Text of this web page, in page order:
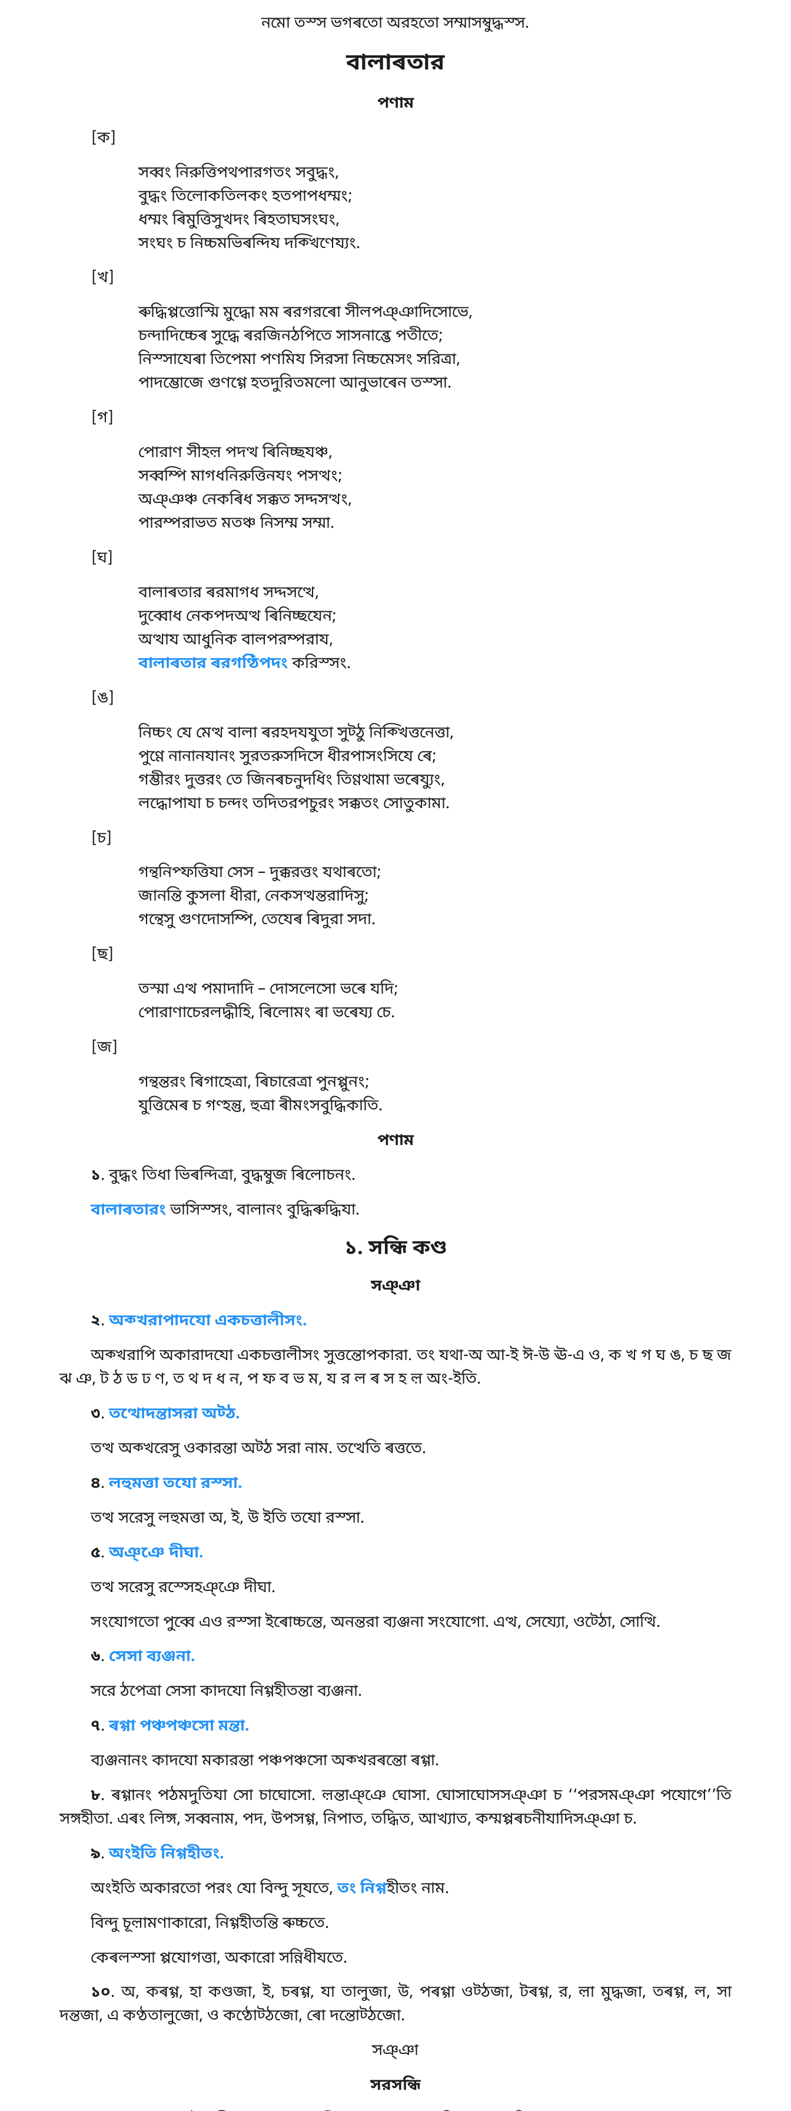
নমো তস্স ভগৰতো অরহতো সম্মাসম্বুদ্ধস্স.
বালাৰতার
পণাম
[ক]
সব্বং নিরুত্তিপথপারগতং সবুদ্ধং,
বুদ্ধং তিলোকতিলকং হতপাপধম্মং;
ধম্মং ৰিমুত্তিসুখদং ৰিহতাঘসংঘং,
সংঘং চ নিচ্চমভিৰন্দিয দক্খিণেয্যং.
[খ]
ৰুদ্ধিপ্পত্তোস্মি মুদ্ধো মম ৰরগরৰো সীলপঞ্ঞাদিসোভে,
চন্দাদিচ্চেৰ সুদ্ধে ৰরজিনঠপিতে সাসনাব্ভে পতীতে;
নিস্সাযেৰা তিপেমা পণমিয সিরসা নিচ্চমেসং সরিত্ৰা,
পাদম্ভোজে গুণগ্গে হতদুরিতমলো আনুভাৰেন তস্সা.
[গ]
পোরাণ সীহল় পদত্থ ৰিনিচ্ছযঞ্চ,
সব্বম্পি মাগধনিরুত্তিনযং পসত্থং;
অঞ্ঞঞ্চ নেকৰিধ সক্কত সদ্দসত্থং,
পারম্পরাভত মতঞ্চ নিসম্ম সম্মা.
[ঘ]
বালাৰতার ৰরমাগধ সদ্দসত্থে,
দুব্বোধ নেকপদঅত্থ ৰিনিচ্ছযেন;
অত্থায আধুনিক বালপরম্পরায,
বালাৰতার ৰরগণ্ঠিপদংকরিস্সং.
[ঙ]
নিচ্চং যে মেত্থ বালা ৰরহদযযুতা সুট্ঠু নিক্খিত্তনেত্তা,
পুণ্ণে নানানযানং সুরতরুসদিসে ধীরপাসংসিযে ৰে;
গম্ভীরং দুত্তরং তে জিনৰচনুদধিং তিণ্ণথামা ভৰেয্যুং,
লদ্ধোপাযা চ চন্দং তদিতরপচুরং সক্কতং সোতুকামা.
[চ]
গন্থনিপ্ফত্তিযা সেস – দুক্করত্তং যথাৰতো;
জানন্তি কুসলা ধীরা, নেকসত্থন্তরাদিসু;
গন্থেসু গুণদোসম্পি, তেযেৰ ৰিদুরা সদা.
[ছ]
তস্মা এত্থ পমাদাদি – দোসলেসো ভৰে যদি;
পোরাণাচেরলদ্ধীহি, ৰিলোমং ৰা ভৰেয্য চে.
[জ]
গন্থন্তরং ৰিগাহেত্ৰা, ৰিচারেত্ৰা পুনপ্পুনং;
যুত্তিমেৰ চ গণ্হন্তু, হুত্ৰা ৰীমংসবুদ্ধিকাতি.
পণাম
১. বুদ্ধংতিধা ভিৰন্দিত্ৰা, বুদ্ধম্বুজ ৰিলোচনং.
বালাৰতারংভাসিস্সং, বালানং বুদ্ধিৰুদ্ধিযা.
১. সন্ধি কণ্ড
সঞ্ঞা
২.অক্খরাপাদযো একচত্তালীসং.
অক্খরাপিঅকারাদযো একচত্তালীসং সুত্তন্তোপকারা. তং যথা-অ আ-ই ঈ-উ ঊ-এ ও, ক খ গ ঘ ঙ, চ ছ জ
ঝ ঞ, ট ঠ ড ঢ ণ, ত থ দ ধ ন, প ফ ব ভ ম, য র ল ৰ স হ ল় অং-ইতি.
৩.তত্থোদন্তাসরা অট্ঠ.
তত্থঅক্খরেসু ওকারন্তা অট্ঠ সরা নাম. তত্থেতি ৰত্ততে.
৪.লহুমত্তা তযো রস্সা.
তত্থসরেসু লহুমত্তা অ, ই, উ ইতি তযো রস্সা.
৫.অঞ্ঞে দীঘা.
তত্থসরেসু রস্সেহঞ্ঞে দীঘা.
সংযোগতো পুব্বে এও রস্সা ইৰোচ্চন্তে, অনন্তরা ব্যঞ্জনা সংযোগো. এত্থ, সেয্যো, ওট্ঠো, সোত্থি.
৬. সেসা ব্যঞ্জনা.
সরেঠপেত্ৰা সেসা কাদযো নিগ্গহীতন্তা ব্যঞ্জনা.
৭.ৰগ্গা পঞ্চপঞ্চসো মন্তা.
ব্যঞ্জনানংকাদযো মকারন্তা পঞ্চপঞ্চসো অক্খরৰন্তো ৰগ্গা.
৮. ৰগ্গানং পঠমদুতিযা সো চাঘোসো. ল়ন্তাঞ্ঞে ঘোসা. ঘোসাঘোসসঞ্ঞা চ ‘‘পরসমঞ্ঞা পযোগে’’তি
সঙ্গহীতা. এৰং লিঙ্গ, সব্বনাম, পদ, উপসগ্গ, নিপাত, তদ্ধিত, আখ্যাত, কম্মপ্পৰচনীযাদিসঞ্ঞা চ.
৯.অংইতি নিগ্গহীতং.
অংইতিঅকারতো পরং যো বিন্দু সূযতে,তং নিগ্গহীতং নাম.
বিন্দুচূল়ামণাকারো, নিগ্গহীতন্তি ৰুচ্চতে.
কেৰলস্সা প্পযোগত্তা, অকারো সন্নিধীযতে.
১০. অ, কৰগ্গ, হা কণ্ডজা, ই, চৰগ্গ, যা তালুজা, উ, পৰগ্গা ওট্ঠজা, টৰগ্গ, র, ল়া মুদ্ধজা, তৰগ্গ, ল, সা
দন্তজা, এ কণ্ঠতালুজো, ও কণ্ঠোট্ঠজো, ৰো দন্তোট্ঠজো.
সঞ্ঞা
সরসন্ধি